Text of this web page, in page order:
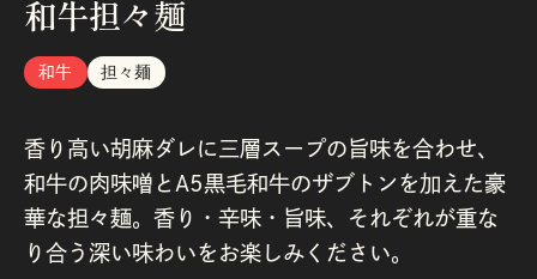
和牛担々麺
和牛 担々麺
香り高い胡麻ダレに三層スープの旨味を合わせ、
和牛の肉味噌とA5黒毛和牛のザブトンを加えた豪
華な担々麺。香り・辛味・旨味、それぞれが重な
り合う深い味わいをお楽しみください。